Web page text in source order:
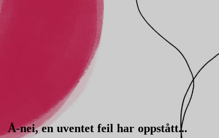
Å-nei, en uventet feil har oppstått...